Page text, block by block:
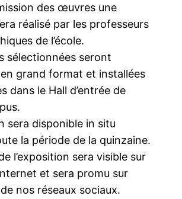
des œuvres une
réalisé par les professeurs
de l’école.
sélectionnées seront
grand format et installées
dans le Hall d’entrée de
sera disponible in situ
la période de la quinzaine.
l’exposition sera visible sur
et sera promu sur
de nos réseaux sociaux.